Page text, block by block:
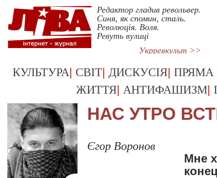
Редактор гладив револьвер.
Синя, як спомин, сталь.
Революція. Воля.
Ревуть вулиці
Укрревкульт >>
КУЛЬТУРА| СВІТ| ДИСКУСІЯ| ПРЯМА
ЖИТТЯ| АНТИФАШИЗМ|
НАС УТРО
Єгор Воронов
Мне